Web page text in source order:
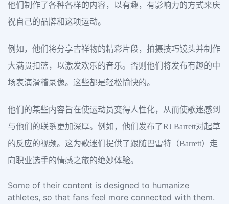
他们制作了各种各样的内容，以有趣，有影响力的方式来庆
祝自己的品牌和这项运动。
例如，他们将分享吉祥物的精彩片段，拍摄技巧镜头并制作
大满贯扣篮，以激发欢乐的音乐。否则他们将发布有趣的中
场表演滑稽录像。这些都是轻松愉快的。
他们的某些内容旨在使运动员变得人性化，从而使歌迷感到
与他们的联系更加深厚。例如，他们发布了RJ Barrett对起草
的反应的视频。这为歌迷们提供了跟随巴雷特（Barrett）走
向职业选手的情感之旅的绝妙体验。
Some of their content is designed to humanize
athletes, so that fans feel more connected with them.